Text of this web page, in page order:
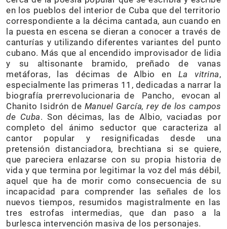
en los pueblos del interior de Cuba que del territorio
correspondiente a la décima cantada, aun cuando en
la puesta en escena se dieran a conocer a través de
canturías y utilizando diferentes variantes del punto
cubano. Más que al encendido improvisador de lidia
y su altisonante bramido, preñado de vanas
metáforas, las décimas de Albio en La vitrina,
especialmente las primeras 11, dedicadas a narrar la
biografía prerrevolucionaria de Pancho, evocan al
Chanito Isidrón de Manuel García, rey de los campos
de Cuba. Son décimas, las de Albio, vaciadas por
completo del ánimo seductor que caracteriza al
cantor popular y resignificadas desde una
pretensión distanciadora, brechtiana si se quiere,
que pareciera enlazarse con su propia historia de
vida y que termina por legitimar la voz del más débil,
aquel que ha de morir como consecuencia de su
incapacidad para comprender las señales de los
nuevos tiempos, resumidos magistralmente en las
tres estrofas intermedias, que dan paso a la
burlesca intervención masiva de los personajes.